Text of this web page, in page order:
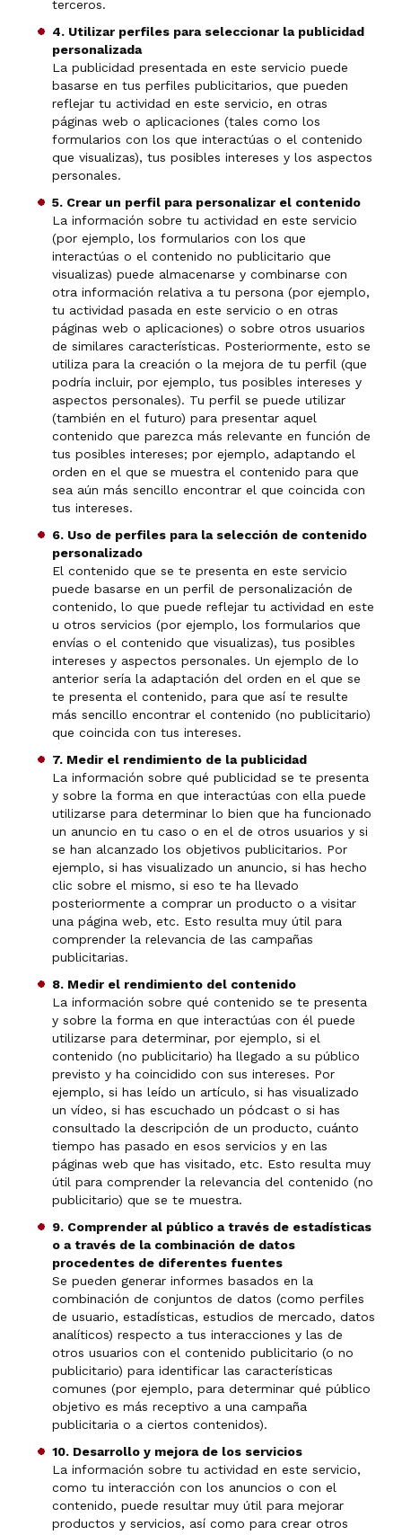
terceros.
4. Utilizar perfiles para seleccionar la publicidad
personalizada
La publicidad presentada en este servicio puede
basarse en tus perfiles publicitarios, que pueden
reflejar tu actividad en este servicio, en otras
páginas web o aplicaciones (tales como los
formularios con los que interactúas o el contenido
que visualizas), tus posibles intereses y los aspectos
personales.
5. Crear un perfil para personalizar el contenido
La información sobre tu actividad en este servicio
(por ejemplo, los formularios con los que
interactúas o el contenido no publicitario que
visualizas) puede almacenarse y combinarse con
otra información relativa a tu persona (por ejemplo,
tu actividad pasada en este servicio o en otras
páginas web o aplicaciones) o sobre otros usuarios
de similares características. Posteriormente, esto se
utiliza para la creación o la mejora de tu perfil (que
podría incluir, por ejemplo, tus posibles intereses y
aspectos personales). Tu perfil se puede utilizar
(también en el futuro) para presentar aquel
contenido que parezca más relevante en función de
tus posibles intereses; por ejemplo, adaptando el
orden en el que se muestra el contenido para que
sea aún más sencillo encontrar el que coincida con
tus intereses.
6. Uso de perfiles para la selección de contenido
personalizado
El contenido que se te presenta en este servicio
puede basarse en un perfil de personalización de
contenido, lo que puede reflejar tu actividad en este
u otros servicios (por ejemplo, los formularios que
envías o el contenido que visualizas), tus posibles
intereses y aspectos personales. Un ejemplo de lo
anterior sería la adaptación del orden en el que se
te presenta el contenido, para que así te resulte
más sencillo encontrar el contenido (no publicitario)
que coincida con tus intereses.
7. Medir el rendimiento de la publicidad
La información sobre qué publicidad se te presenta
y sobre la forma en que interactúas con ella puede
utilizarse para determinar lo bien que ha funcionado
un anuncio en tu caso o en el de otros usuarios y si
se han alcanzado los objetivos publicitarios. Por
ejemplo, si has visualizado un anuncio, si has hecho
clic sobre el mismo, si eso te ha llevado
posteriormente a comprar un producto o a visitar
una página web, etc. Esto resulta muy útil para
comprender la relevancia de las campañas
publicitarias.
8. Medir el rendimiento del contenido
La información sobre qué contenido se te presenta
y sobre la forma en que interactúas con él puede
utilizarse para determinar, por ejemplo, si el
contenido (no publicitario) ha llegado a su público
previsto y ha coincidido con sus intereses. Por
ejemplo, si has leído un artículo, si has visualizado
un vídeo, si has escuchado un pódcast o si has
consultado la descripción de un producto, cuánto
tiempo has pasado en esos servicios y en las
páginas web que has visitado, etc. Esto resulta muy
útil para comprender la relevancia del contenido (no
publicitario) que se te muestra.
9. Comprender al público a través de estadísticas
o a través de la combinación de datos
procedentes de diferentes fuentes
Se pueden generar informes basados en la
combinación de conjuntos de datos (como perfiles
de usuario, estadísticas, estudios de mercado, datos
analíticos) respecto a tus interacciones y las de
otros usuarios con el contenido publicitario (o no
publicitario) para identificar las características
comunes (por ejemplo, para determinar qué público
objetivo es más receptivo a una campaña
publicitaria o a ciertos contenidos).
10. Desarrollo y mejora de los servicios
La información sobre tu actividad en este servicio,
como tu interacción con los anuncios o con el
contenido, puede resultar muy útil para mejorar
productos y servicios, así como para crear otros